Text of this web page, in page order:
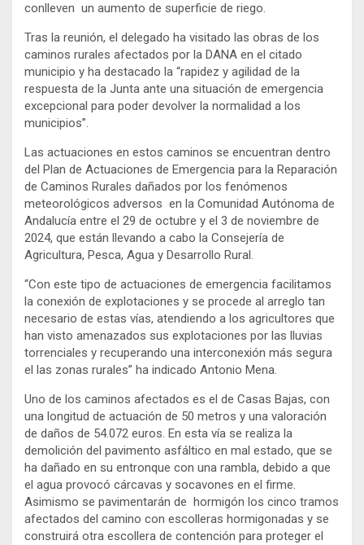
conlleven un aumento de superficie de riego.
Tras la reunión, el delegado ha visitado las obras de los
caminos rurales afectados por la DANA en el citado
municipio y ha destacado la “rapidez y agilidad de la
respuesta de la Junta ante una situación de emergencia
excepcional para poder devolver la normalidad a los
municipios”.
Las actuaciones en estos caminos se encuentran dentro
del Plan de Actuaciones de Emergencia para la Reparación
de Caminos Rurales dañados por los fenómenos
meteorológicos adversos en la Comunidad Autónoma de
Andalucía entre el 29 de octubre y el 3 de noviembre de
2024, que están llevando a cabo la Consejería de
Agricultura, Pesca, Agua y Desarrollo Rural.
“Con este tipo de actuaciones de emergencia facilitamos
la conexión de explotaciones y se procede al arreglo tan
necesario de estas vías, atendiendo a los agricultores que
han visto amenazados sus explotaciones por las lluvias
torrenciales y recuperando una interconexión más segura
el las zonas rurales” ha indicado Antonio Mena.
Uno de los caminos afectados es el de Casas Bajas, con
una longitud de actuación de 50 metros y una valoración
de daños de 54.072 euros. En esta vía se realiza la
demolición del pavimento asfáltico en mal estado, que se
ha dañado en su entronque con una rambla, debido a que
el agua provocó cárcavas y socavones en el firme.
Asimismo se pavimentarán de hormigón los cinco tramos
afectados del camino con escolleras hormigonadas y se
construirá otra escollera de contención para proteger el